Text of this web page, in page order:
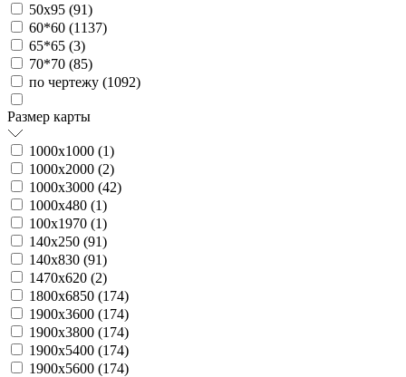
50х95 (91)
60*60 (1137)
65*65 (3)
70*70 (85)
по чертежу (1092)
Размер карты
1000х1000 (1)
1000х2000 (2)
1000х3000 (42)
1000х480 (1)
100х1970 (1)
140х250 (91)
140х830 (91)
1470х620 (2)
1800х6850 (174)
1900х3600 (174)
1900х3800 (174)
1900х5400 (174)
1900х5600 (174)